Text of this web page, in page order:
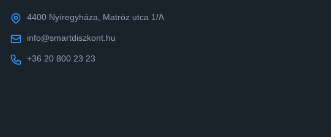
4400 Nyíregyháza, Matróz utca 1/A
info@smartdiszkont.hu
+36 20 800 23 23